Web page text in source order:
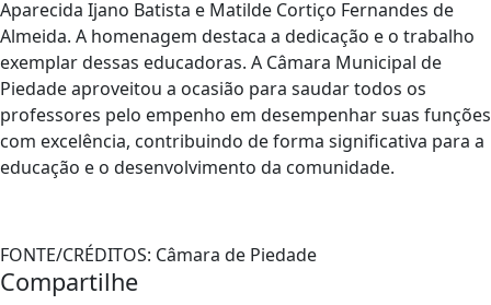
Aparecida Ijano Batista e Matilde Cortiço Fernandes de
Almeida. A homenagem destaca a dedicação e o trabalho
exemplar dessas educadoras. A Câmara Municipal de
Piedade aproveitou a ocasião para saudar todos os
professores pelo empenho em desempenhar suas funções
com excelência, contribuindo de forma significativa para a
educação e o desenvolvimento da comunidade.
FONTE/CRÉDITOS: Câmara de Piedade
Compartilhe